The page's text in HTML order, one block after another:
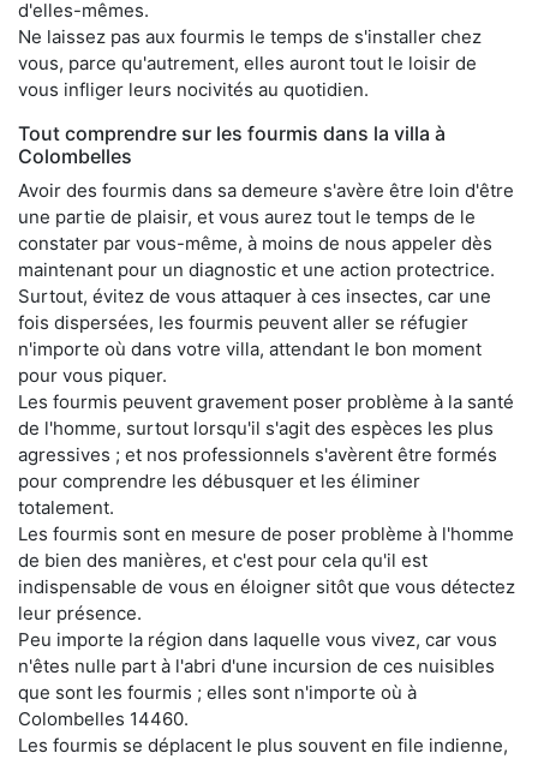
d'elles-mêmes.
Ne laissez pas aux fourmis le temps de s'installer chez
vous, parce qu'autrement, elles auront tout le loisir de
vous infliger leurs nocivités au quotidien.
Tout comprendre sur les fourmis dans la villa à
Colombelles
Avoir des fourmis dans sa demeure s'avère être loin d'être
une partie de plaisir, et vous aurez tout le temps de le
constater par vous-même, à moins de nous appeler dès
maintenant pour un diagnostic et une action protectrice.
Surtout, évitez de vous attaquer à ces insectes, car une
fois dispersées, les fourmis peuvent aller se réfugier
n'importe où dans votre villa, attendant le bon moment
pour vous piquer.
Les fourmis peuvent gravement poser problème à la santé
de l'homme, surtout lorsqu'il s'agit des espèces les plus
agressives ; et nos professionnels s'avèrent être formés
pour comprendre les débusquer et les éliminer
totalement.
Les fourmis sont en mesure de poser problème à l'homme
de bien des manières, et c'est pour cela qu'il est
indispensable de vous en éloigner sitôt que vous détectez
leur présence.
Peu importe la région dans laquelle vous vivez, car vous
n'êtes nulle part à l'abri d'une incursion de ces nuisibles
que sont les fourmis ; elles sont n'importe où à
Colombelles 14460.
Les fourmis se déplacent le plus souvent en file indienne,